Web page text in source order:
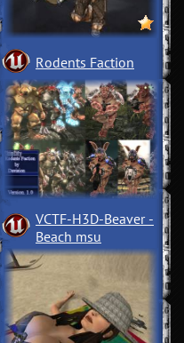
Rodents Faction
VCTF-H3D-Beaver ­
Beach msu